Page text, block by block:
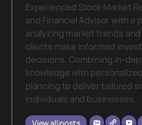
Experienced Stock Market
and Financial Advisor with a
analyzing market trends
clients make informed
decisions. Combining in-
knowledge with
planning to deliver tailored
individuals and businesses.